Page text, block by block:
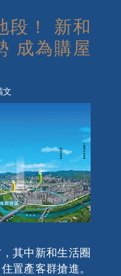
段！ 新和
成為購屋
文
其中新和生活圈
置產客群搶進。